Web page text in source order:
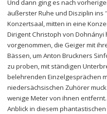
Und dann ging es nach
äußerster Ruhe und Disziplin
Konzertsaal, mitten in eine
Dirigent Christoph von Dohnányi
vorgenommen, die Geiger mit
Bässen, um Anton Bruckners
zu proben, mit ständigen
belehrenden Einzelgesprächen
niedersächsischen Zuhörer
wenige Meter von ihnen
Anblick in diesem